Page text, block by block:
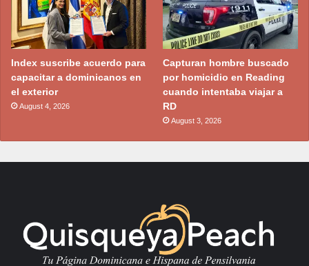
Index suscribe acuerdo para
capacitar a dominicanos en
el exterior
August 4, 2026
Capturan hombre buscado
por homicidio en Reading
cuando intentaba viajar a
RD
August 3, 2026